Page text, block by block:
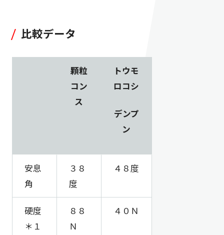
比較データ
顆粒
コン
ス
トウモ
ロコシ
デンプ
ン
安息
角
３８
度
４８度
硬度
＊１
８８
Ｎ
４０Ｎ